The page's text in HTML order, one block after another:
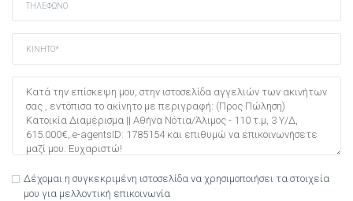
Δέχομαι η συγκεκριμένη ιστοσελίδα να χρησιμοποιήσει τα στοιχεία
μου για μελλοντική επικοινωνία